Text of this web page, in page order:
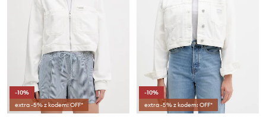
-10%
extra -5% z kodem: OFF*
-10%
extra -5% z kodem: OFF*